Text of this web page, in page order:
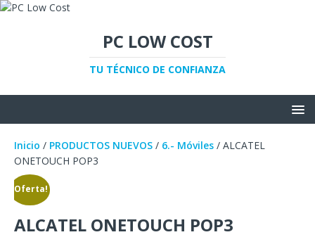
PC LOW COST
TU TÉCNICO DE CONFIANZA
Inicio / PRODUCTOS NUEVOS / 6.- Móviles / ALCATEL
ONETOUCH POP3
¡Oferta!
ALCATEL ONETOUCH POP3